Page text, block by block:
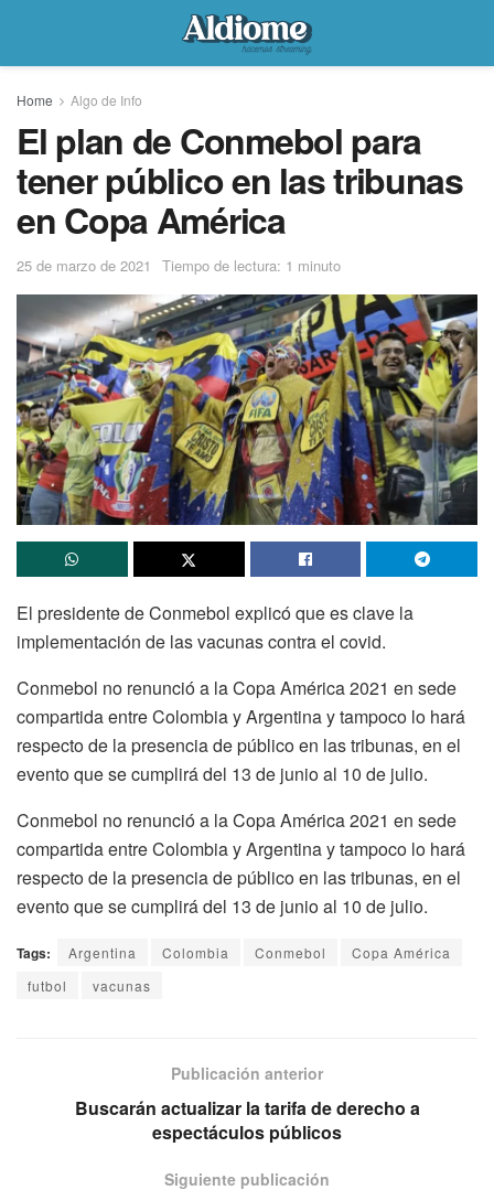
Home Algo de Info
El plan de Conmebol para
tener público en las tribunas
en Copa América
25 de marzo de 2021 Tiempo de lectura: 1 minuto
El presidente de Conmebol explicó que es clave la
implementación de las vacunas contra el covid.
Conmebol no renunció a la Copa América 2021 en sede
compartida entre Colombia y Argentina y tampoco lo hará
respecto de la presencia de público en las tribunas, en el
evento que se cumplirá del 13 de junio al 10 de julio.
Conmebol no renunció a la Copa América 2021 en sede
compartida entre Colombia y Argentina y tampoco lo hará
respecto de la presencia de público en las tribunas, en el
evento que se cumplirá del 13 de junio al 10 de julio.
Tags: Argentina Colombia Conmebol
Copa América
futbol
vacunas
Publicación anterior
Buscarán actualizar la tarifa de derecho a
espectáculos públicos
Siguiente publicación